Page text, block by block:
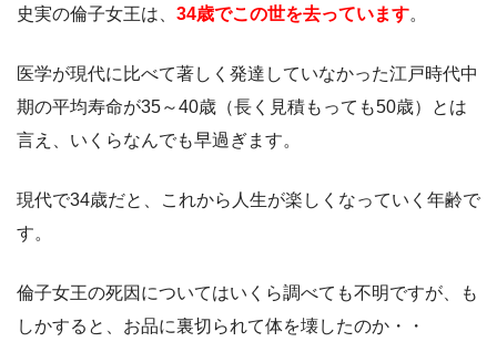
史実の倫子女王は、 34歳でこの世を去っています。
医学が現代に比べて著しく発達していなかった江戸時代中
期の平均寿命が35～40歳（長く見積もっても50歳）とは
言え、いくらなんでも早過ぎます。
現代で34歳だと、これから人生が楽しくなっていく年齢で
す。
倫子女王の死因についてはいくら調べても不明ですが、も
しかすると、お品に裏切られて体を壊したのか・・